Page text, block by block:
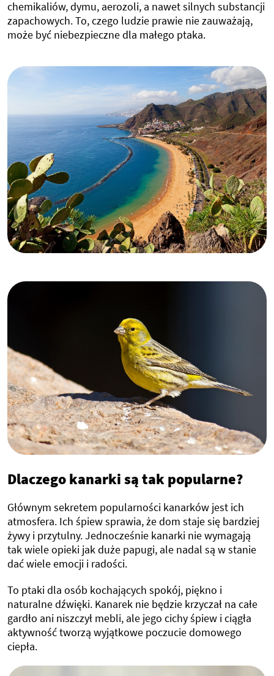
chemikaliów, dymu, aerozoli, a nawet silnych substancji
zapachowych. To, czego ludzie prawie nie zauważają,
może być niebezpieczne dla małego ptaka.
Dlaczego kanarki są tak popularne?
Głównym sekretem popularności kanarków jest ich
atmosfera. Ich śpiew sprawia, że dom staje się bardziej
żywy i przytulny. Jednocześnie kanarki nie wymagają
tak wiele opieki jak duże papugi, ale nadal są w stanie
dać wiele emocji i radości.
To ptaki dla osób kochających spokój, piękno i
naturalne dźwięki. Kanarek nie będzie krzyczał na całe
gardło ani niszczył mebli, ale jego cichy śpiew i ciągła
aktywność tworzą wyjątkowe poczucie domowego
ciepła.